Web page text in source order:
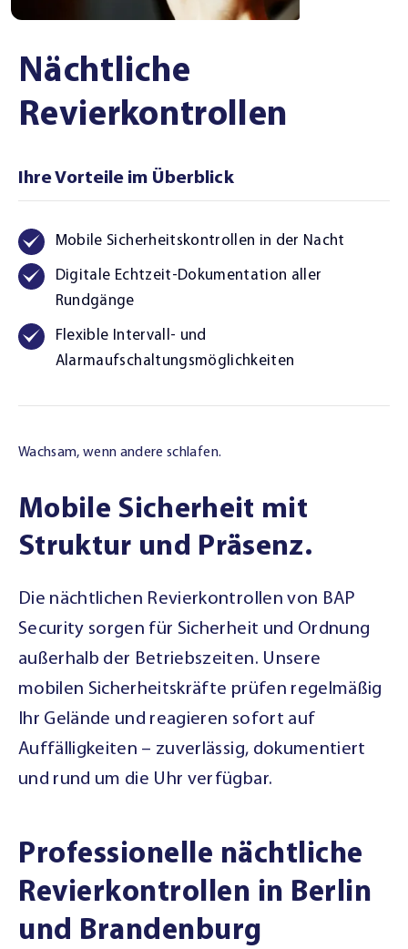
Nächtliche
Revierkontrollen
Ihre Vorteile im Überblick
Mobile Sicherheitskontrollen in der Nacht
Digitale Echtzeit-Dokumentation aller
Rundgänge
Flexible Intervall- und
Alarmaufschaltungsmöglichkeiten
Wachsam, wenn andere schlafen.
Mobile Sicherheit mit
Struktur und Präsenz.
Die nächtlichen Revierkontrollen von BAP
Security sorgen für Sicherheit und Ordnung
außerhalb der Betriebszeiten. Unsere
mobilen Sicherheitskräfte prüfen regelmäßig
Ihr Gelände und reagieren sofort auf
Auffälligkeiten – zuverlässig, dokumentiert
und rund um die Uhr verfügbar.
Professionelle nächtliche
Revierkontrollen in Berlin
und Brandenburg